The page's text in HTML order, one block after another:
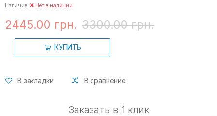
Наличие: Нет в наличии
2445.00 грн. 3300.00 грн.
КУПИТЬ
В закладки В сравнение
Заказать в 1 клик